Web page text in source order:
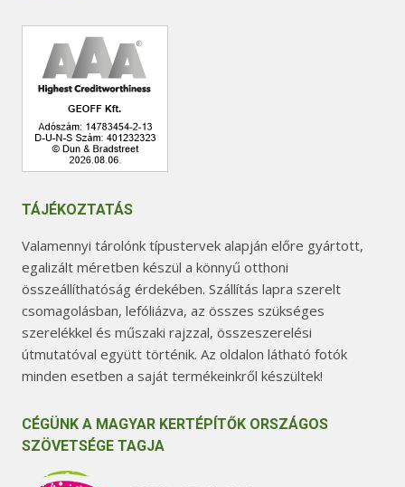
TÁJÉKOZTATÁS
Valamennyi tárolónk típustervek alapján előre gyártott,
egalizált méretben készül a könnyű otthoni
összeállíthatóság érdekében. Szállítás lapra szerelt
csomagolásban, lefóliázva, az összes szükséges
szerelékkel és műszaki rajzzal, összeszerelési
útmutatóval együtt történik. Az oldalon látható fotók
minden esetben a saját termékeinkről készültek!
CÉGÜNK A MAGYAR KERTÉPÍTŐK ORSZÁGOS
SZÖVETSÉGE TAGJA